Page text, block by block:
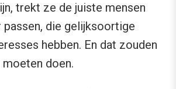
trekt ze de juiste mensen
passen, die gelijksoortige
hebben. En dat zouden
doen.